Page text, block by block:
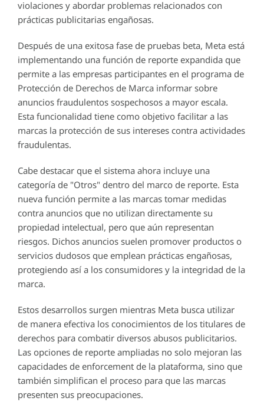
violaciones y abordar problemas relacionados con
prácticas publicitarias engañosas.
Después de una exitosa fase de pruebas beta, Meta está
implementando una función de reporte expandida que
permite a las empresas participantes en el programa de
Protección de Derechos de Marca informar sobre
anuncios fraudulentos sospechosos a mayor escala.
Esta funcionalidad tiene como objetivo facilitar a las
marcas la protección de sus intereses contra actividades
fraudulentas.
Cabe destacar que el sistema ahora incluye una
categoría de "Otros" dentro del marco de reporte. Esta
nueva función permite a las marcas tomar medidas
contra anuncios que no utilizan directamente su
propiedad intelectual, pero que aún representan
riesgos. Dichos anuncios suelen promover productos o
servicios dudosos que emplean prácticas engañosas,
protegiendo así a los consumidores y la integridad de la
marca.
Estos desarrollos surgen mientras Meta busca utilizar
de manera efectiva los conocimientos de los titulares de
derechos para combatir diversos abusos publicitarios.
Las opciones de reporte ampliadas no solo mejoran las
capacidades de enforcement de la plataforma, sino que
también simplifican el proceso para que las marcas
presenten sus preocupaciones.